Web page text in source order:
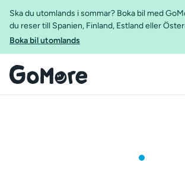
Ska du utomlands i sommar? Boka bil med
du reser till Spanien, Finland, Estland eller
Boka bil utomlands